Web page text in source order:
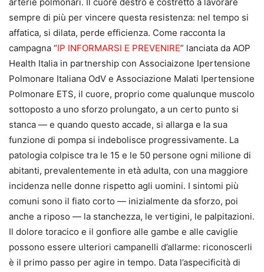
sempre di più per vincere questa resistenza: nel tempo si
affatica, si dilata, perde efficienza. Come racconta la
campagna “IP INFORMARSI E PREVENIRE” lanciata da AOP
Health Italia in partnership con Associaizone Ipertensione
Polmonare Italiana OdV e Associazione Malati Ipertensione
Polmonare ETS, il cuore, proprio come qualunque muscolo
sottoposto a uno sforzo prolungato, a un certo punto si
stanca — e quando questo accade, si allarga e la sua
funzione di pompa si indebolisce progressivamente. La
patologia colpisce tra le 15 e le 50 persone ogni milione di
abitanti, prevalentemente in età adulta, con una maggiore
incidenza nelle donne rispetto agli uomini. I sintomi più
comuni sono il fiato corto — inizialmente da sforzo, poi
anche a riposo — la stanchezza, le vertigini, le palpitazioni.
Il dolore toracico e il gonfiore alle gambe e alle caviglie
possono essere ulteriori campanelli d’allarme: riconoscerli
è il primo passo per agire in tempo. Data l’aspecificità di